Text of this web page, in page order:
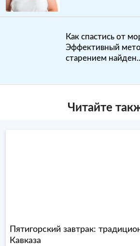
Как спастись от
Эффективный
старением
Читайте
Пятигорский завтрак:
Кавказа